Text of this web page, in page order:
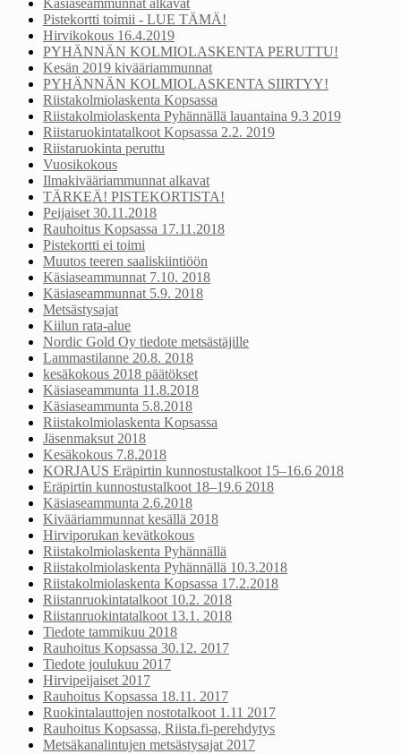
Pistekortti toimii - LUE TÄMÄ!
Hirvikokous 16.4.2019
PYHÄNNÄN KOLMIOLASKENTA PERUTTU!
Kesän 2019 kivääriammunnat
PYHÄNNÄN KOLMIOLASKENTA SIIRTYY!
Riistakolmiolaskenta Kopsassa
Riistakolmiolaskenta Pyhännällä lauantaina 9.3 2019
Riistaruokintatalkoot Kopsassa 2.2. 2019
Riistaruokinta peruttu
Vuosikokous
Ilmakivääriammunnat alkavat
TÄRKEÄ! PISTEKORTISTA!
Peijaiset 30.11.2018
Rauhoitus Kopsassa 17.11.2018
Pistekortti ei toimi
Muutos teeren saaliskiintiöön
Käsiaseammunnat 7.10. 2018
Käsiaseammunnat 5.9. 2018
Metsästysajat
Kiilun rata-alue
Nordic Gold Oy tiedote metsästäjille
Lammastilanne 20.8. 2018
kesäkokous 2018 päätökset
Käsiaseammunta 11.8.2018
Käsiaseammunta 5.8.2018
Riistakolmiolaskenta Kopsassa
Jäsenmaksut 2018
Kesäkokous 7.8.2018
KORJAUS Eräpirtin kunnostustalkoot 15–16.6 2018
Eräpirtin kunnostustalkoot 18–19.6 2018
Käsiaseammunta 2.6.2018
Kivääriammunnat kesällä 2018
Hirviporukan kevätkokous
Riistakolmiolaskenta Pyhännällä
Riistakolmiolaskenta Pyhännällä 10.3.2018
Riistakolmiolaskenta Kopsassa 17.2.2018
Riistanruokintatalkoot 10.2. 2018
Riistanruokintatalkoot 13.1. 2018
Tiedote tammikuu 2018
Rauhoitus Kopsassa 30.12. 2017
Tiedote joulukuu 2017
Hirvipeijaiset 2017
Rauhoitus Kopsassa 18.11. 2017
Ruokintalauttojen nostotalkoot 1.11 2017
Rauhoitus Kopsassa, Riista.fi-perehdytys
Metsäkanalintujen metsästysajat 2017